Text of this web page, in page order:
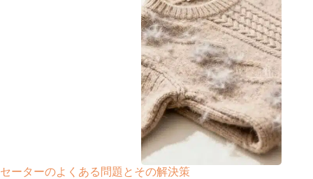
セーターのよくある問題とその解決策